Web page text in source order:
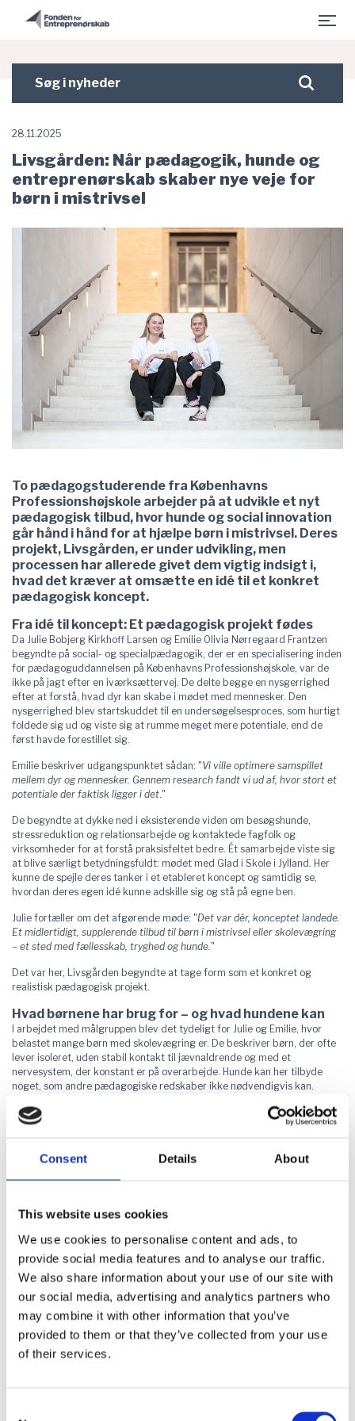
Consent Details About
This website uses cookies
We use cookies to personalise content and ads, to
provide social media features and to analyse our traffic.
We also share information about your use of our site with
our social media, advertising and analytics partners who
may combine it with other information that you’ve
provided to them or that they’ve collected from your use
of their services.
Gå til hovedindhold
nyheder
Søg
28.11.2025
Livsgården: Når pædagogik, hunde og
entreprenørskab skaber nye veje for
børn i mistrivsel
To pædagogstuderende fra Københavns
Professionshøjskole arbejder på at udvikle et nyt
pædagogisk tilbud, hvor hunde og social innovation
går hånd i hånd for at hjælpe børn i mistrivsel. Deres
projekt, Livsgården, er under udvikling, men
processen har allerede givet dem vigtig indsigt i,
hvad det kræver at omsætte en idé til et konkret
pædagogisk koncept.
Fra idé til koncept: Et pædagogisk projekt fødes
Da Julie Bobjerg Kirkhoff Larsen og Emilie Olivia Nørregaard Frantzen
begyndte på social- og specialpædagogik, der er en specialisering inden
for pædagoguddannelsen på Københavns Professionshøjskole, var de
ikke på jagt efter en iværksættervej. De delte begge en nysgerrighed
efter at forstå, hvad dyr kan skabe i mødet med mennesker. Den
nysgerrighed blev startskuddet til en undersøgelsesproces, som hurtigt
foldede sig ud og viste sig at rumme meget mere potentiale, end de
først havde forestillet sig.
Emilie beskriver udgangspunktet sådan: "Vi ville optimere samspillet
mellem dyr og mennesker. Gennem research fandt vi ud af, hvor stort et
potentiale der faktisk ligger i det."
De begyndte at dykke ned i eksisterende viden om besøgshunde,
stressreduktion og relationsarbejde og kontaktede fagfolk og
virksomheder for at forstå praksisfeltet bedre. Ét samarbejde viste sig
at blive særligt betydningsfuldt: mødet med Glad i Skole i Jylland. Her
kunne de spejle deres tanker i et etableret koncept og samtidig se,
hvordan deres egen idé kunne adskille sig og stå på egne ben.
Julie fortæller om det afgørende møde: "Det var dér, konceptet landede.
Et midlertidigt, supplerende tilbud til børn i mistrivsel eller skolevægring
– et sted med fællesskab, tryghed og hunde."
Det var her, Livsgården begyndte at tage form som et konkret og
realistisk pædagogisk projekt.
Hvad børnene har brug for – og hvad hundene kan
I arbejdet med målgruppen blev det tydeligt for Julie og Emilie, hvor
belastet mange børn med skolevægring er. De beskriver børn, der ofte
lever isoleret, uden stabil kontakt til jævnaldrende og med et
nervesystem, der konstant er på overarbejde. Hunde kan her tilbyde
noget, som andre pædagogiske redskaber ikke nødvendigvis kan.
Julie forklarer den dokumenterede effekt: "
Efter bare 8 til 16 minutters
samvær med en hund sænkes stresshormonerne, og signalstoffer som
Ud over den fysiologiske virkning er også relationens karakter central.
Hundens tilstedeværelse er ikke vurderende, og dens reaktioner er
til krav, vurderinger og følelsesmæssigt pres.
Hunde dømmer ikke. Man kan bare sidde med den. Og samtidig lærer
barnet ansvar, gensidighed og tillid
Livsgården er derfor tænkt som et tilbud, hvor børn kan indgå i et
læringsmiljø uden krav og forventninger, men hvor der stadig arbejdes
målrettet med at bygge bro tilbage til skolen. Julie og Emilie forestiller
sig både et fysisk sted og en mulighed for at være til stede på skolerne,
så samarbejdet mellem barn, forældre og skole styrkes.
Hvorfor social innovation?
og udvikle deres idé i et miljø, hvor innovation er i fokus.